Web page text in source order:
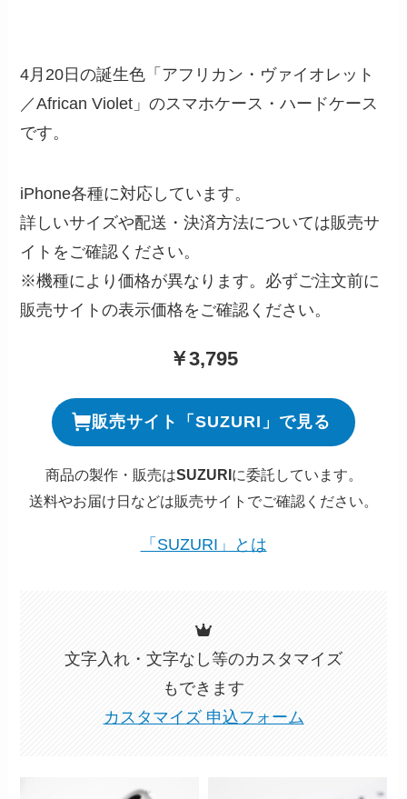
4月20日の誕生色「アフリカン・ヴァイオレット
／African Violet」のスマホケース・ハードケース
です。
iPhone各種に対応しています。
詳しいサイズや配送・決済方法については販売サ
イトをご確認ください。
※機種により価格が異なります。必ずご注文前に
販売サイトの表示価格をご確認ください。
￥3,795
販売サイト「SUZURI」で見る
商品の製作・販売はSUZURI に委託しています。
送料やお届け日などは販売サイトでご確認ください。
「SUZURI」とは
文字入れ・文字なし等のカスタマイズ
もできます
カスタマイズ 申込フォーム